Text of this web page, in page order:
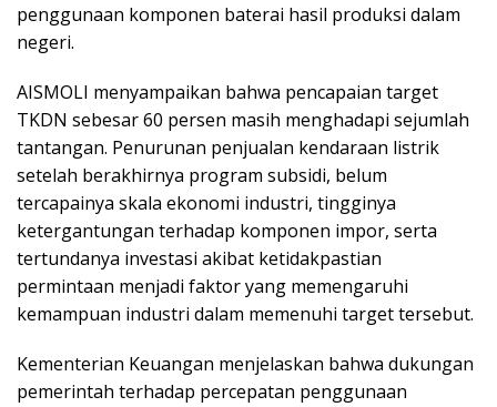
penggunaan komponen baterai hasil produksi dalam
negeri.
AISMOLI menyampaikan bahwa pencapaian target
TKDN sebesar 60 persen masih menghadapi sejumlah
tantangan. Penurunan penjualan kendaraan listrik
setelah berakhirnya program subsidi, belum
tercapainya skala ekonomi industri, tingginya
ketergantungan terhadap komponen impor, serta
tertundanya investasi akibat ketidakpastian
permintaan menjadi faktor yang memengaruhi
kemampuan industri dalam memenuhi target tersebut.
Kementerian Keuangan menjelaskan bahwa dukungan
pemerintah terhadap percepatan penggunaan